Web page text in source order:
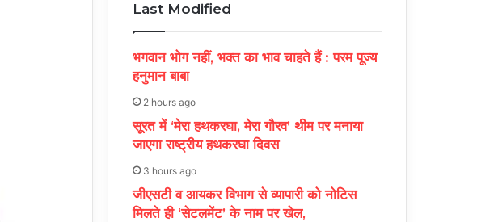
Last Modified
भगवान भोग नहीं, भक्त का भाव चाहते हैं : परम पूज्य
हनुमान बाबा
2 hours ago
सूरत में ‘मेरा हथकरघा, मेरा गौरव’ थीम पर मनाया
जाएगा राष्ट्रीय हथकरघा दिवस
3 hours ago
जीएसटी व आयकर विभाग से व्यापारी को नोटिस
मिलते ही ‘सेटलमेंट’ के नाम पर खेल,